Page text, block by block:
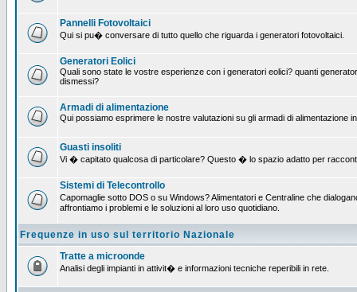
Pannelli Fotovoltaici
Qui si pu� conversare di tutto quello che riguarda i generatori fotovoltaici.
Generatori Eolici
Quali sono state le vostre esperienze con i generatori eolici? quanti
dismessi?
Armadi di alimentazione
Qui possiamo esprimere le nostre valutazioni su gli armadi di alimentazione
Guasti insoliti
Vi � capitato qualcosa di particolare? Questo � lo spazio adatto per
Sistemi di Telecontrollo
Capomaglie sotto DOS o su Windows? Alimentatori e Centraline che
affrontiamo i problemi e le soluzioni al loro uso quotidiano.
Frequenze in uso sul territorio Nazionale
Tratte a microonde
Analisi degli impianti in attivit� e informazioni tecniche reperibili in rete.